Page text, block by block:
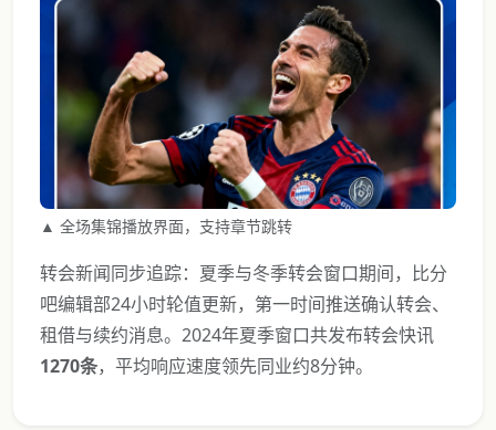
▲ 全场集锦播放界面，支持章节跳转
转会新闻同步追踪：夏季与冬季转会窗口期间，比分
吧编辑部24小时轮值更新，第一时间推送确认转会、
租借与续约消息。2024年夏季窗口共发布转会快讯
1270条，平均响应速度领先同业约8分钟。